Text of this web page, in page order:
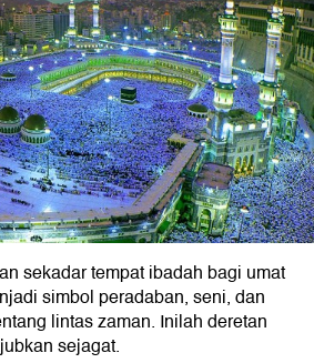
sekadar tempat ibadah bagi umat
simbol peradaban, seni, dan
lintas zaman. Inilah deretan
sejagat.